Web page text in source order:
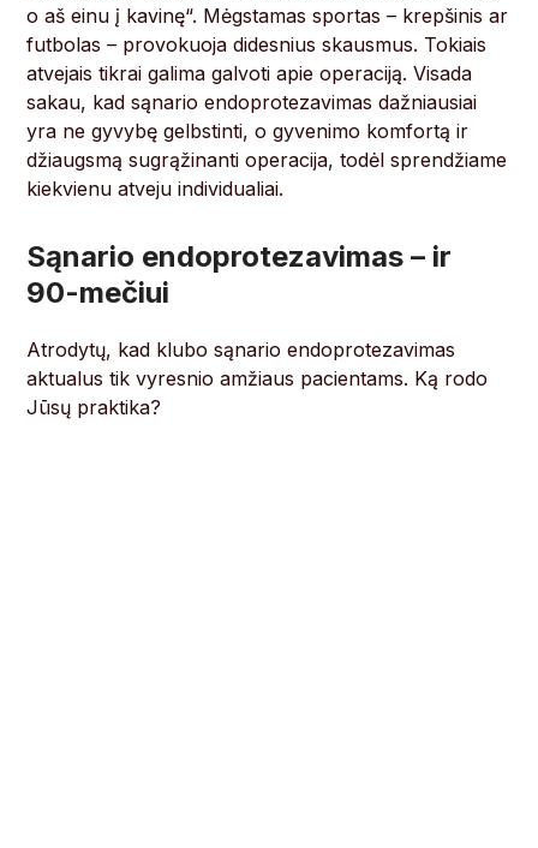
o aš einu į kavinę“. Mėgstamas sportas – krepšinis ar
futbolas – provokuoja didesnius skausmus. Tokiais
atvejais tikrai galima galvoti apie operaciją. Visada
sakau, kad sąnario endoprotezavimas dažniausiai
yra ne gyvybę gelbstinti, o gyvenimo komfortą ir
džiaugsmą sugrąžinanti operacija, todėl sprendžiame
kiekvienu atveju individualiai.
Sąnario endoprotezavimas – ir
90-mečiui
Atrodytų, kad klubo sąnario endoprotezavimas
aktualus tik vyresnio amžiaus pacientams. Ką rodo
Jūsų praktika?